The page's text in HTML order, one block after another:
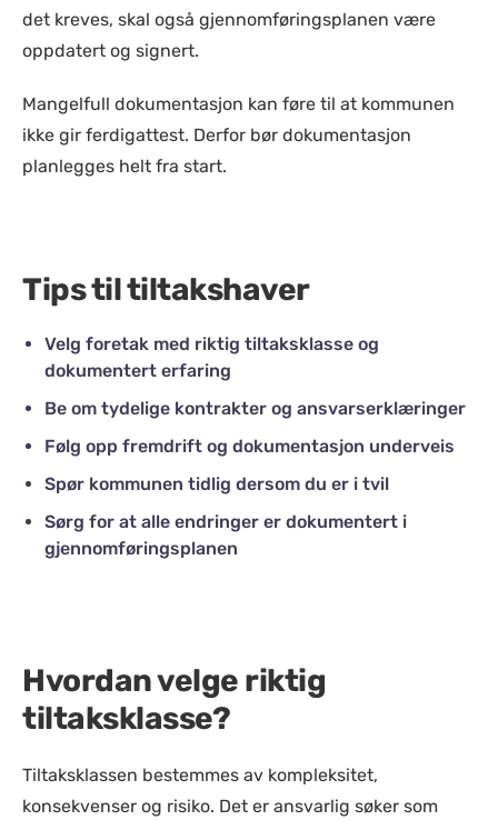
det kreves, skal også gjennomføringsplanen være
oppdatert og signert.
Mangelfull dokumentasjon kan føre til at kommunen
ikke gir ferdigattest. Derfor bør dokumentasjon
planlegges helt fra start.
Tips til tiltakshaver
Velg foretak med riktig tiltaksklasse og
dokumentert erfaring
Be om tydelige kontrakter og ansvarserklæringer
Følg opp fremdrift og dokumentasjon underveis
Spør kommunen tidlig dersom du er i tvil
Sørg for at alle endringer er dokumentert i
gjennomføringsplanen
Hvordan velge riktig
tiltaksklasse?
Tiltaksklassen bestemmes av kompleksitet,
konsekvenser og risiko. Det er ansvarlig søker som